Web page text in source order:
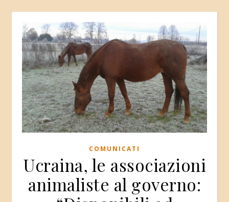
COMUNICATI
Ucraina, le associazioni
animaliste al governo: